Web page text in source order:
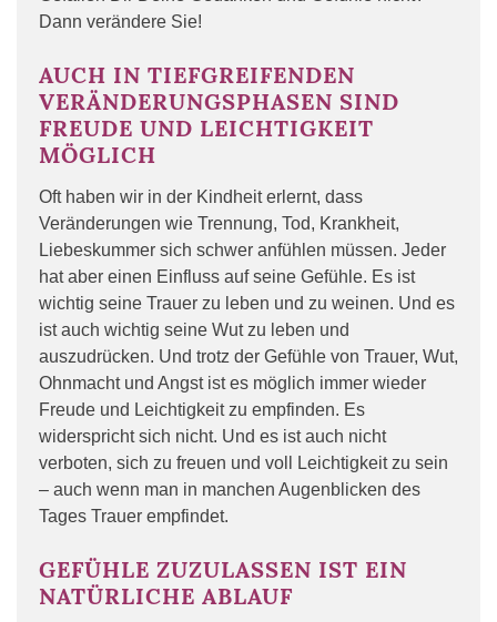
Dann verändere Sie!
AUCH IN TIEFGREIFENDEN
VERÄNDERUNGSPHASEN SIND
FREUDE UND LEICHTIGKEIT
MÖGLICH
Oft haben wir in der Kindheit erlernt, dass
Veränderungen wie Trennung, Tod, Krankheit,
Liebeskummer sich schwer anfühlen müssen. Jeder
hat aber einen Einfluss auf seine Gefühle. Es ist
wichtig seine Trauer zu leben und zu weinen. Und es
ist auch wichtig seine Wut zu leben und
auszudrücken. Und trotz der Gefühle von Trauer, Wut,
Ohnmacht und Angst ist es möglich immer wieder
Freude und Leichtigkeit zu empfinden. Es
widerspricht sich nicht. Und es ist auch nicht
verboten, sich zu freuen und voll Leichtigkeit zu sein
– auch wenn man in manchen Augenblicken des
Tages Trauer empfindet.
GEFÜHLE ZUZULASSEN IST EIN
NATÜRLICHE ABLAUF